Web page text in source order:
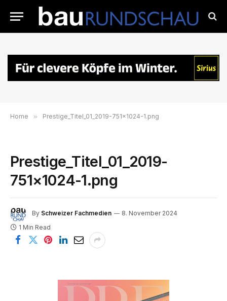
Home » Prestige_Titel_01_2019-751×1024-1.png
Prestige_Titel_01_2019-
751×1024-1.png
By Schweizer Fachmedien
8. November 2024
1 Min Read